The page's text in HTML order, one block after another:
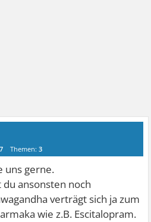
Themen:3
uns gerne.
ansonsten noch
verträgt sich ja zum
wie z.B. Escitalopram.